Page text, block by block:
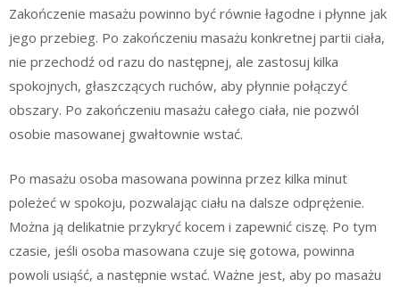
Zakończenie masażu powinno być równie łagodne i płynne jak
jego przebieg. Po zakończeniu masażu konkretnej partii ciała,
nie przechodź od razu do następnej, ale zastosuj kilka
spokojnych, głaszczących ruchów, aby płynnie połączyć
obszary. Po zakończeniu masażu całego ciała, nie pozwól
osobie masowanej gwałtownie wstać.
Po masażu osoba masowana powinna przez kilka minut
poleżeć w spokoju, pozwalając ciału na dalsze odprężenie.
Można ją delikatnie przykryć kocem i zapewnić ciszę. Po tym
czasie, jeśli osoba masowana czuje się gotowa, powinna
powoli usiąść, a następnie wstać. Ważne jest, aby po masażu